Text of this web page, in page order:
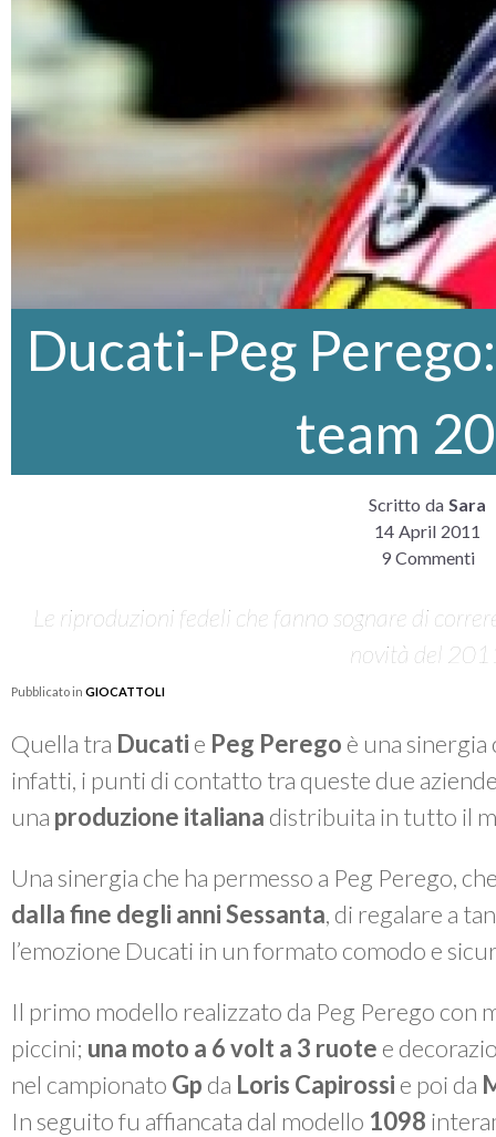
Ducati-Peg
team
Scritto da Sara
14 April 2011
9 Commenti
Le riproduzioni fedeli che fanno sognare di
novità del
Pubblicato in GIOCATTOLI
Quella tra Ducati e Peg Perego è una
infatti, i punti di contatto tra queste due
una produzione italiana distribuita in tutto il
Una sinergia che ha permesso a Peg Perego,
dalla fine degli anni Sessanta, di regalare a
l’emozione Ducati in un formato comodo e
Il primo modello realizzato da Peg Perego con
piccini; una moto a 6 volt a 3 ruote e
nel campionato Gp da Loris Capirossi e poi da
In seguito fu affiancata dal modello 1098